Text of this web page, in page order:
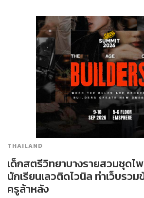
THAILAND
เด็กสตรีวิทยาบางรายสวมชุดไพ
นักเรียนเลวติดไวนิล ทำเว็บรว
ครูล้าหลัง